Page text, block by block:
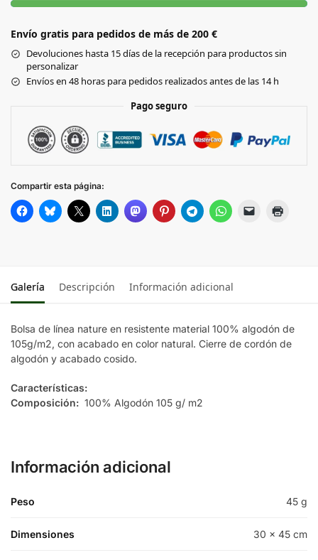
Envío gratis para pedidos de más de 200 €
Devoluciones hasta 15 días de la recepción para productos sin
personalizar
Envíos en 48 horas para pedidos realizados antes de las 14 h
Pago seguro
Compartir esta página:
Galería Descripción Información adicional
Bolsa de línea nature en resistente material 100% algodón de
105g/m2, con acabado en color natural. Cierre de cordón de
algodón y acabado cosido.
Características:
Composición: 100% Algodón 105 g/ m2
Información adicional
Peso 45 g
Dimensiones 30 × 45 cm